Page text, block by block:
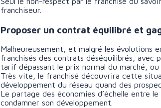
franchiseur.
Proposer un contrat équilibré et
Malheureusement, et malgré les évolutions
franchisés des contrats déséquilibrés, avec
tarif dépassant le prix normal du marché,
Très vite, le franchisé découvrira cette
développement du réseau quand des
Le partage des économies d’échelle entre
condamner son développement.